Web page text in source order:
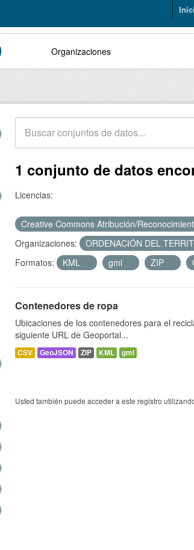
Organizaciones
1 conjunto de datos
Licencias:
Creative Commons Atribución/
Organizaciones:
ORDENACIÓN DEL
Formatos:
KML gml ZIP
Contenedores de ropa
Ubicaciones de los contenedores para el
siguiente URL de Geoportal...
CSV GeoJSON ZIP KML gml
Usted también puede acceder a este registro